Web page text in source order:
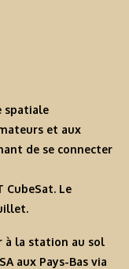
spatiale
et aux
de se connecter
CubeSat. Le
à la station au sol
aux Pays-Bas via